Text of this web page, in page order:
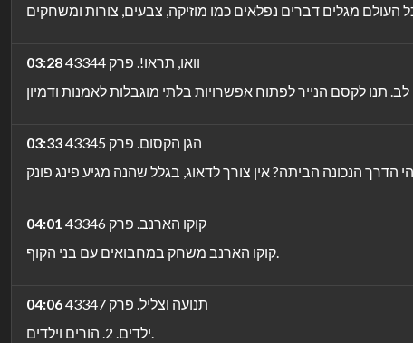
03:28
וואו, תראו!. פרק 43344
03:33
הגן הקסום. פרק 43345
04:01
קוקו הארנב. פרק 43346
קוקו הארנב משחק במחבואים עם בני הקוף.
04:06
תנועה וצליל. פרק 43347
ילדים. 2. הורים וילדים.